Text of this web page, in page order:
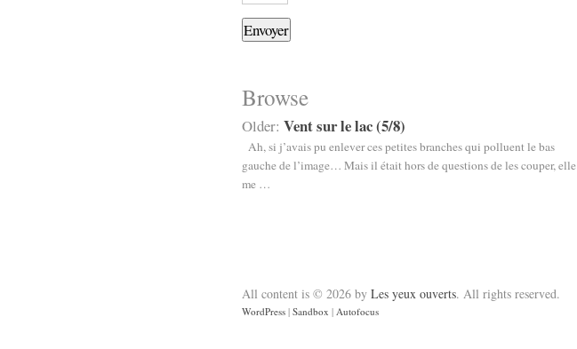
Browse
Older: Vent sur le lac (5/8)
Ah, si j’avais pu enlever ces petites branches qui polluent le bas
gauche de l’image… Mais il était hors de questions de les couper, elle
me …
All content is © 2026 by Les yeux ouverts. All rights reserved.
WordPress | Sandbox | Autofocus